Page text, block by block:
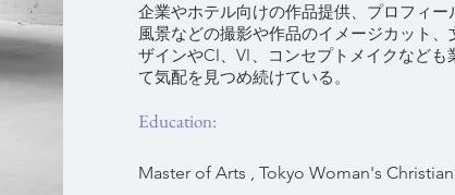
企業やホテル向けの作品提供、プロフィー
風景などの撮影や作品のイメージカット
ザインやCI、VI、コンセプトメイクなども
て気配を見つめ続けている。
Education:
Master of Arts , Tokyo Woman's